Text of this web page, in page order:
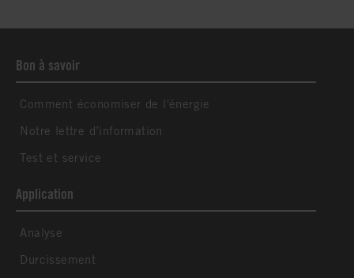
Bon à savoir
Comment économiser de l'énergie
Notre lettre d’information
Test et service
Application
Analyse
Durcissement